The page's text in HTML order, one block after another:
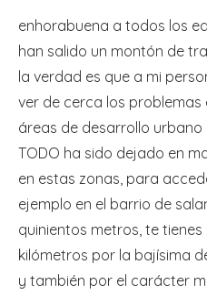
enhorabuena a todos los
han salido un montón de
la verdad es que a mi
ver de cerca los problemas
áreas de desarrollo
TODO ha sido dejado en
en estas zonas, para
ejemplo en el barrio de
quinientos metros, te
kilómetros por la bajísima
y también por el carácter